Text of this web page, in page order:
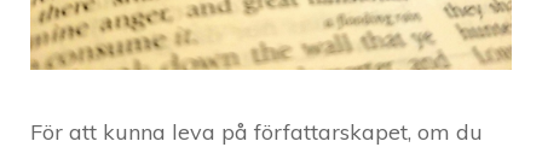
För att kunna leva på författarskapet, om du